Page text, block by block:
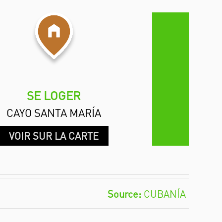
SE LOGER
CAYO SANTA MARÍA
VOIR SUR LA CARTE
CUBANÍA